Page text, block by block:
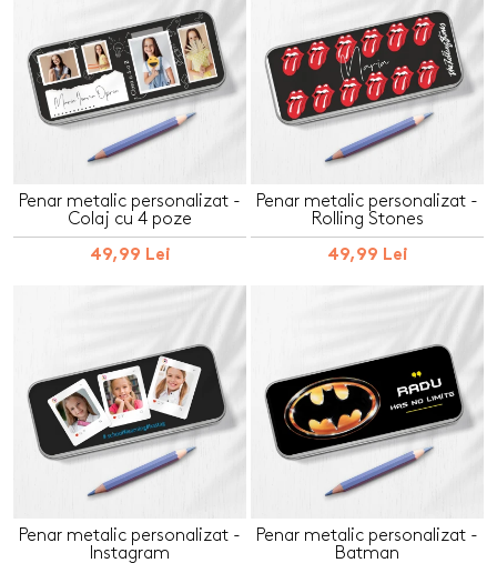
Penar metalic personalizat -
Colaj cu 4 poze
49,99 Lei
Penar metalic personalizat -
Rolling Stones
49,99 Lei
Penar metalic personalizat -
Instagram
Penar metalic personalizat -
Batman